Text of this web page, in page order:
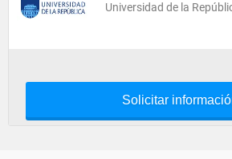
Universidad de la
Solicitar